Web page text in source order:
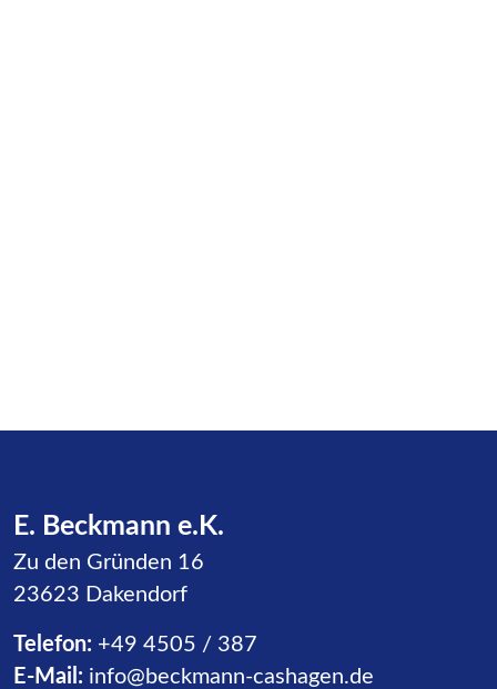
E. Beckmann e.K.
Zu den Gründen 16
23623 Dakendorf
Telefon: +49 4505 / 387
E-Mail: info@beckmann-cashagen.de